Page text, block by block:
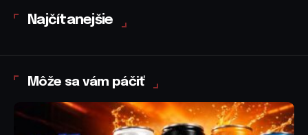
Najčítanejšie
Môže sa vám páčiť